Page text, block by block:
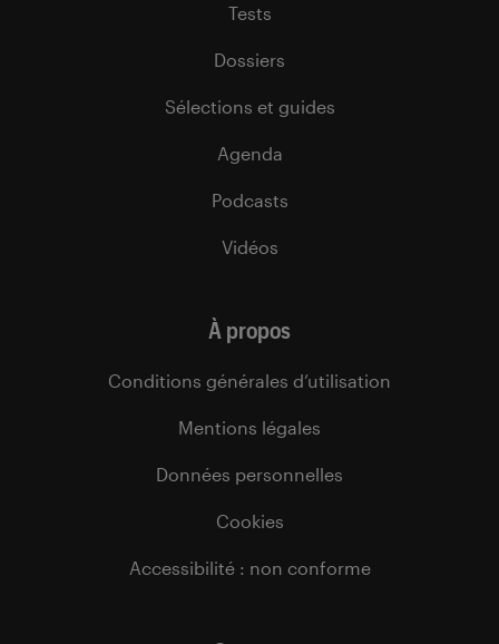
Tests
Dossiers
Sélections et guides
Agenda
Podcasts
Vidéos
À propos
Conditions générales d’utilisation
Mentions légales
Données personnelles
Cookies
Accessibilité : non conforme